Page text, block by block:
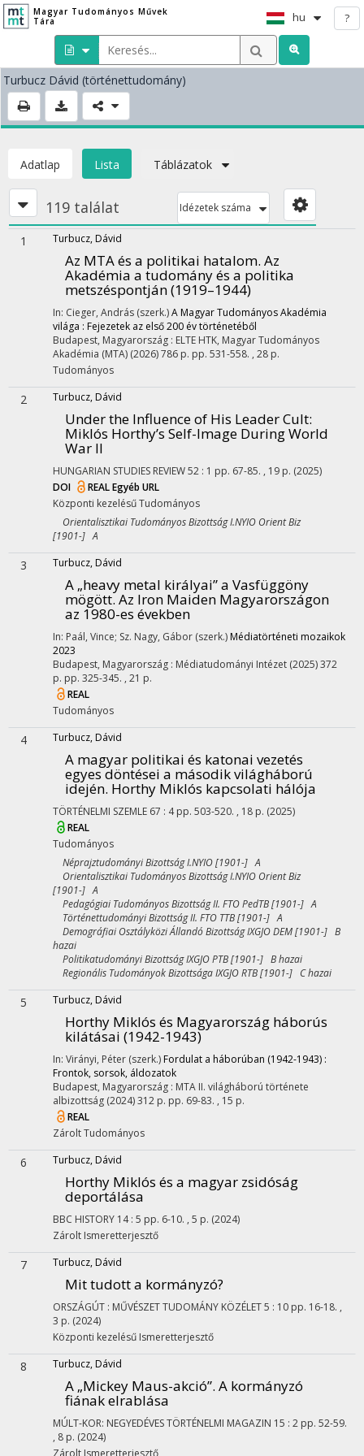
Magyar Tudományos Művek
Tára
hu ?
Turbucz Dávid (történettudomány)
Adatlap Lista Táblázatok
119 találat Idézetek száma
1 Turbucz, Dávid
Az MTA és a politikai hatalom. Az
Akadémia a tudomány és a politika
metszéspontján (1919–1944)
In: Cieger, András (szerk.)A Magyar Tudományos Akadémia
világa : Fejezetek az első 200 év történetéből
Budapest, Magyarország : ELTE HTK, Magyar Tudományos
Akadémia (MTA) (2026)786 p. pp. 531-558. , 28 p.
Tudományos
2 Turbucz, Dávid
Under the Influence of His Leader Cult:
Miklós Horthy’s Self-Image During World
War II
HUNGARIAN STUDIES REVIEW52 : 1 pp. 67-85. , 19 p. (2025)
DOI
REALEgyéb URL
Központi kezelésűTudományos
Orientalisztikai Tudományos Bizottság I.NYIO Orient Biz
[1901-] A
3 Turbucz, Dávid
A „heavy metal királyai” a Vasfüggöny
mögött. Az Iron Maiden Magyarországon
az 1980-es években
In: Paál, Vince; Sz. Nagy, Gábor (szerk.) Médiatörténeti mozaikok
2023
Budapest, Magyarország : Médiatudományi Intézet (2025)372
p. pp. 325-345. , 21 p.
REAL
Tudományos
4 Turbucz, Dávid
A magyar politikai és katonai vezetés
egyes döntései a második világháború
idején. Horthy Miklós kapcsolati hálója
TÖRTÉNELMI SZEMLE 67 : 4 pp. 503-520. , 18 p. (2025)
REAL
Tudományos
Néprajztudományi Bizottság I.NYIO [1901-] A
Orientalisztikai Tudományos Bizottság I.NYIO Orient Biz
[1901-] A
Pedagógiai Tudományos Bizottság II. FTO PedTB [1901-] A
Történettudományi Bizottság II. FTO TTB [1901-] A
Demográfiai Osztályközi Állandó Bizottság IXGJO DEM [1901-] B
hazai
Politikatudományi Bizottság IXGJO PTB [1901-] B hazai
Regionális Tudományok Bizottsága IXGJO RTB [1901-] C hazai
5 Turbucz, Dávid
Horthy Miklós és Magyarország háborús
kilátásai (1942-1943)
In: Virányi, Péter (szerk.) Fordulat a háborúban (1942-1943) :
Frontok, sorsok, áldozatok
Budapest, Magyarország : MTA II. világháború története
albizottság (2024)312 p. pp. 69-83. , 15 p.
REAL
ZároltTudományos
6 Turbucz, Dávid
Horthy Miklós és a magyar zsidóság
deportálása
BBC HISTORY 14: 5 pp. 6-10. , 5 p. (2024)
Zárolt Ismeretterjesztő
7 Turbucz, Dávid
Mit tudott a kormányzó?
ORSZÁGÚT : MŰVÉSZET TUDOMÁNY KÖZÉLET5 : 10 pp. 16-18. ,
3 p. (2024)
Központi kezelésű Ismeretterjesztő
8 Turbucz, Dávid
A „Mickey Maus-akció”. A kormányzó
fiának elrablása
MÚLT-KOR: NEGYEDÉVES TÖRTÉNELMI MAGAZIN 15 : 2 pp. 52-59.
, 8 p. (2024)
Zárolt Ismeretterjesztő